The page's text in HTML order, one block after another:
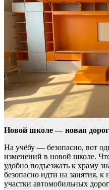
Новой школе — новая
На учёбу — безопасно, вот
изменений в новой школе.
удобно подъезжать к храму
безопасно идти на занятия,
участки автомобильных